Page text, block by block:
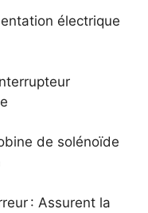
électrique
de solénoïde
: Assurent la